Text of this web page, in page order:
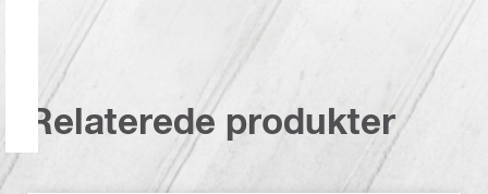
Relaterede produkter